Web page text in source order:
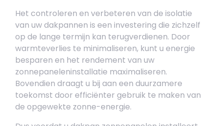
Het controleren en verbeteren van de isolatie
van uw dakpannen is een investering die zichzelf
op de lange termijn kan terugverdienen. Door
warmteverlies te minimaliseren, kunt u energie
besparen en het rendement van uw
zonnepaneleninstallatie maximaliseren.
Bovendien draagt u bij aan een duurzamere
toekomst door efficiënter gebruik te maken van
de opgewekte zonne-energie.